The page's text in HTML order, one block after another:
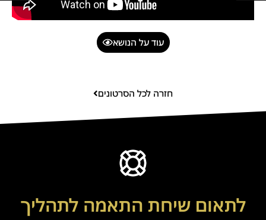
עוד על הנושא
חזרה לכל הסרטונים
לתאום שיחת התאמה לתהליך